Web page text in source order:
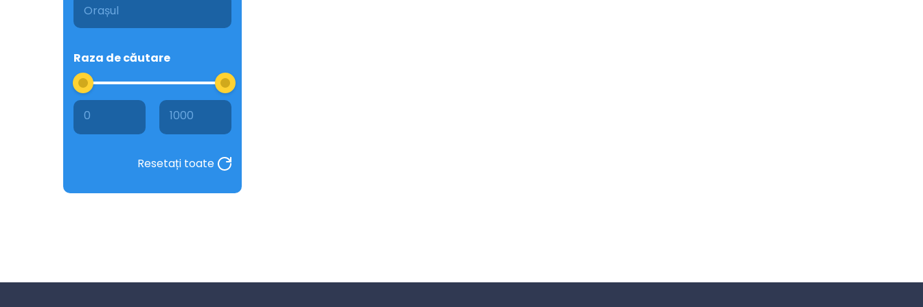
Raza de căutare
0 1000
Resetați toate